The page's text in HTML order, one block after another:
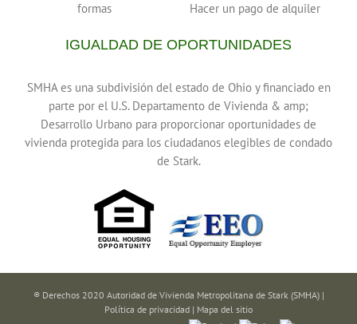
formas Hacer un pago de alquiler
IGUALDAD DE OPORTUNIDADES
SMHA es una subdivisión del estado de Ohio y financiado en
parte por el U.S. Departamento de Vivienda & amp;
Desarrollo Urbano para proporcionar oportunidades de
vivienda protegida para los ciudadanos elegibles de condado
de Stark.
® Derechos 2020 Autoridad de Vivienda Metropolitana de Stark (SMHA) |
Política de privacidad | Mapa del sitio